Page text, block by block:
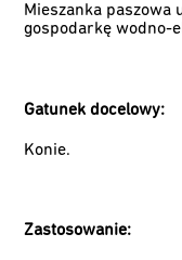
Mieszanka paszowa
gospodarkę wodno-
Gatunek docelowy:
Konie.
Zastosowanie: